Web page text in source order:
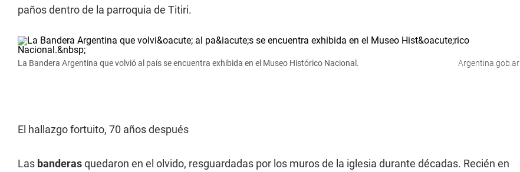
paños dentro de la parroquia de Titiri.
La Bandera Argentina que volvió al país se encuentra exhibida en el Museo Histórico Nacional. Argentina.gob.ar
El hallazgo fortuito, 70 años después
Las banderasquedaron en el olvido, resguardadas por los muros de la iglesia durante décadas. Recién en